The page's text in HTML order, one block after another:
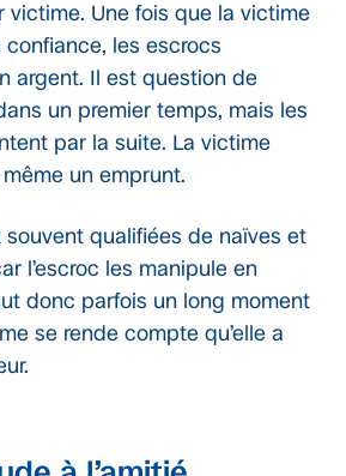
victime. Une fois que la victime
les escrocs
argent. Il est question de
un premier temps, mais les
par la suite. La victime
un emprunt.
souvent qualifiées de naïves et
l’escroc les manipule en
donc parfois un long moment
se rende compte qu’elle a